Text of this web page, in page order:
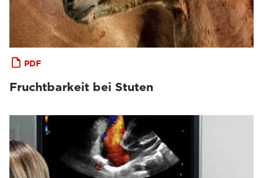
PDF
Fruchtbarkeit bei Stuten